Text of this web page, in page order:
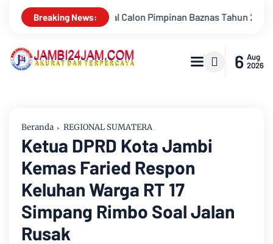
Breaking News:
2026-2031 Wakil Bupati Kabupaten Muarojambi
6 Aug
2026
Beranda REGIONAL SUMATERA
Ketua DPRD Kota Jambi
Kemas Faried Respon
Keluhan Warga RT 17
Simpang Rimbo Soal Jalan
Rusak